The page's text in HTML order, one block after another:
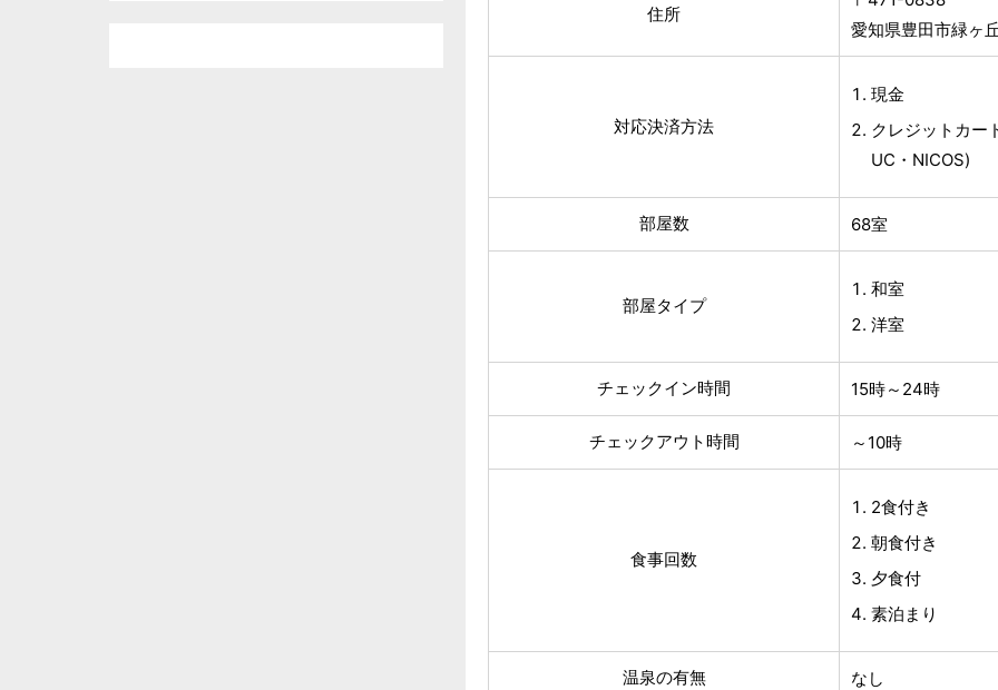
住所
愛知県豊田市緑ヶ
対応決済方法
現金
クレジットカー
UC・NICOS)
部屋数 68室
部屋タイプ
和室
洋室
チェックイン時間 15時～24時
チェックアウト時間 ～10時
食事回数
2食付き
朝食付き
夕食付
素泊まり
温泉の有無 なし